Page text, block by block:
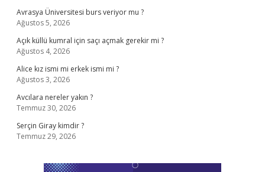
Avrasya Üniversitesi burs veriyor mu ?
Ağustos 5, 2026
Açık küllü kumral için saçı açmak gerekir mi ?
Ağustos 4, 2026
Alice kız ismi mi erkek ismi mi ?
Ağustos 3, 2026
Avcılara nereler yakın ?
Temmuz 30, 2026
Serçin Giray kimdir ?
Temmuz 29, 2026